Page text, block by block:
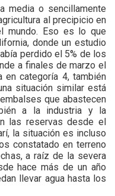
media o sencillamente
al precipicio en
mundo. Eso es lo que
donde un estudio
perdido el 5% de los
a finales de marzo el
en categoría 4, también
situación similar está
que abastecen
a la industria y la
las reservas desde el
la situación es incluso
constatado en terreno
a raíz de la severa
hace más de un año
llevar agua hasta los